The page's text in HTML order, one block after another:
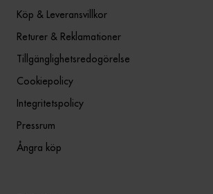
Köp & Leveransvillkor
Returer & Reklamationer
Tillgänglighetsredogörelse
Cookiepolicy
Integritetspolicy
Pressrum
Ångra köp